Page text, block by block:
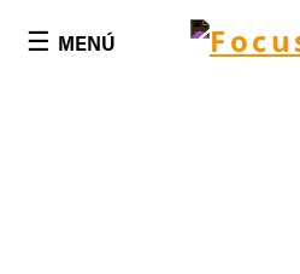
☰ MENÚ
Panel de gestión de cookies